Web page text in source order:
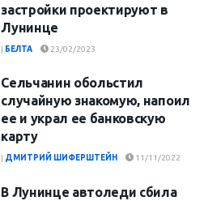
застройки проектируют в
Лунинце
| БЕЛТА 23/02/2023
Сельчанин обольстил
случайную знакомую, напоил
ее и украл ее банковскую
карту
| ДМИТРИЙ ШИФЕРШТЕЙН 11/11/2022
В Лунинце автоледи сбила